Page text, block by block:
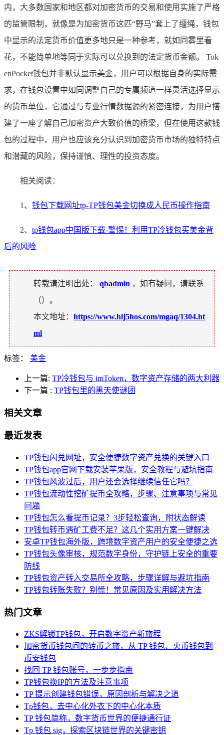
内，大多数国家和地区都对加密货币的交易和使用实施了严格
的监管限制，就像是为加密货币这匹“野马”套上了缰绳，钱包
中显示的法定货币价值更多地只是一种参考，就如同雾里看
花，不能简单地等同于实际可以兑换到的法定货币金额。 Tok
enPocket钱包并非默认显示美金，用户可以根据自身的实际需
求，在钱包设置中如同调整自己的专属频道一样灵活选择显示
的货币单位，它通过与专业行情数据源的紧密连接，为用户搭
建了一座了解自己加密资产大致价值的桥梁，但在使用这款钱
包的过程中，用户也应该充分认识到加密货币市场的独特特点
和潜藏的风险，保持谨慎、理性的投资态度。
相关阅读：
1、 钱包下载网址tp-TP钱包美金切换成人民币操作指南
2、 tp钱包app中国版下载-警惕！利用TP冷钱包买美金背
后的风险
转载请注明出处： qbadmin ，如有疑问，请联系
（）。
本文地址： https://www.hlj5hos.com/mgaq/1304.ht
ml
标签： 美金
上一篇: TP冷钱包与 imToken，数字资产存储的两大利器
下一篇 : TP钱包里的黑天使谜团
相关文章
最近发表
TP钱包闪兑网址，安全便捷数字资产兑换的关键入口
TP钱包app官网下载安装苹果版，安全教程与避坑指南
TP钱包风波过后，用户还会选择继续信任它吗？
TP钱包流动性挖矿提币全攻略，步骤、注意事项与常见
问题
TP钱包怎么看提币记录？3步轻松查询，附状态解读
TP钱包转币遇矿工费不足？这几个实用方案一键解决
安卓TP钱包海外版，跨境数字资产用户的安全便捷之选
TP钱包头像审核，规范数字身份，守护链上安全的重要
防线
TP钱包资产转入交易所全攻略，步骤详解与避坑指南
TP钱包转账失败？别慌！常见原因及实用解决方法
热门文章
ZKS解锁TP钱包，开启数字资产新旅程
加密货币钱包间的转币之旅，从 TP 钱包、火币钱包到
币安钱包
找回 TP 钱包账号，一步步指南
TP钱包换IP的方法及注意事项
TP 提示创建钱包错误，原因剖析与解决之道
Tp钱包，去中心化外衣下的中心化本质
TP 钱包简称，数字货币世界的便捷通行证
Tp 钱包 sig，探索区块链世界的关键密钥